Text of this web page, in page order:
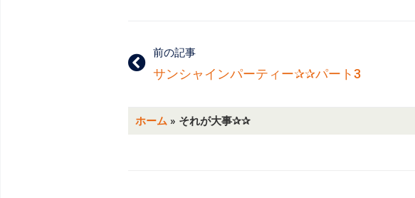
前の記事
サンシャインパーティー✰✰パート3
ホーム» それが大事✰✰